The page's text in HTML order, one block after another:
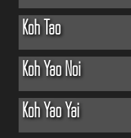
Koh Tao
Koh Yao Noi
Koh Yao Yai